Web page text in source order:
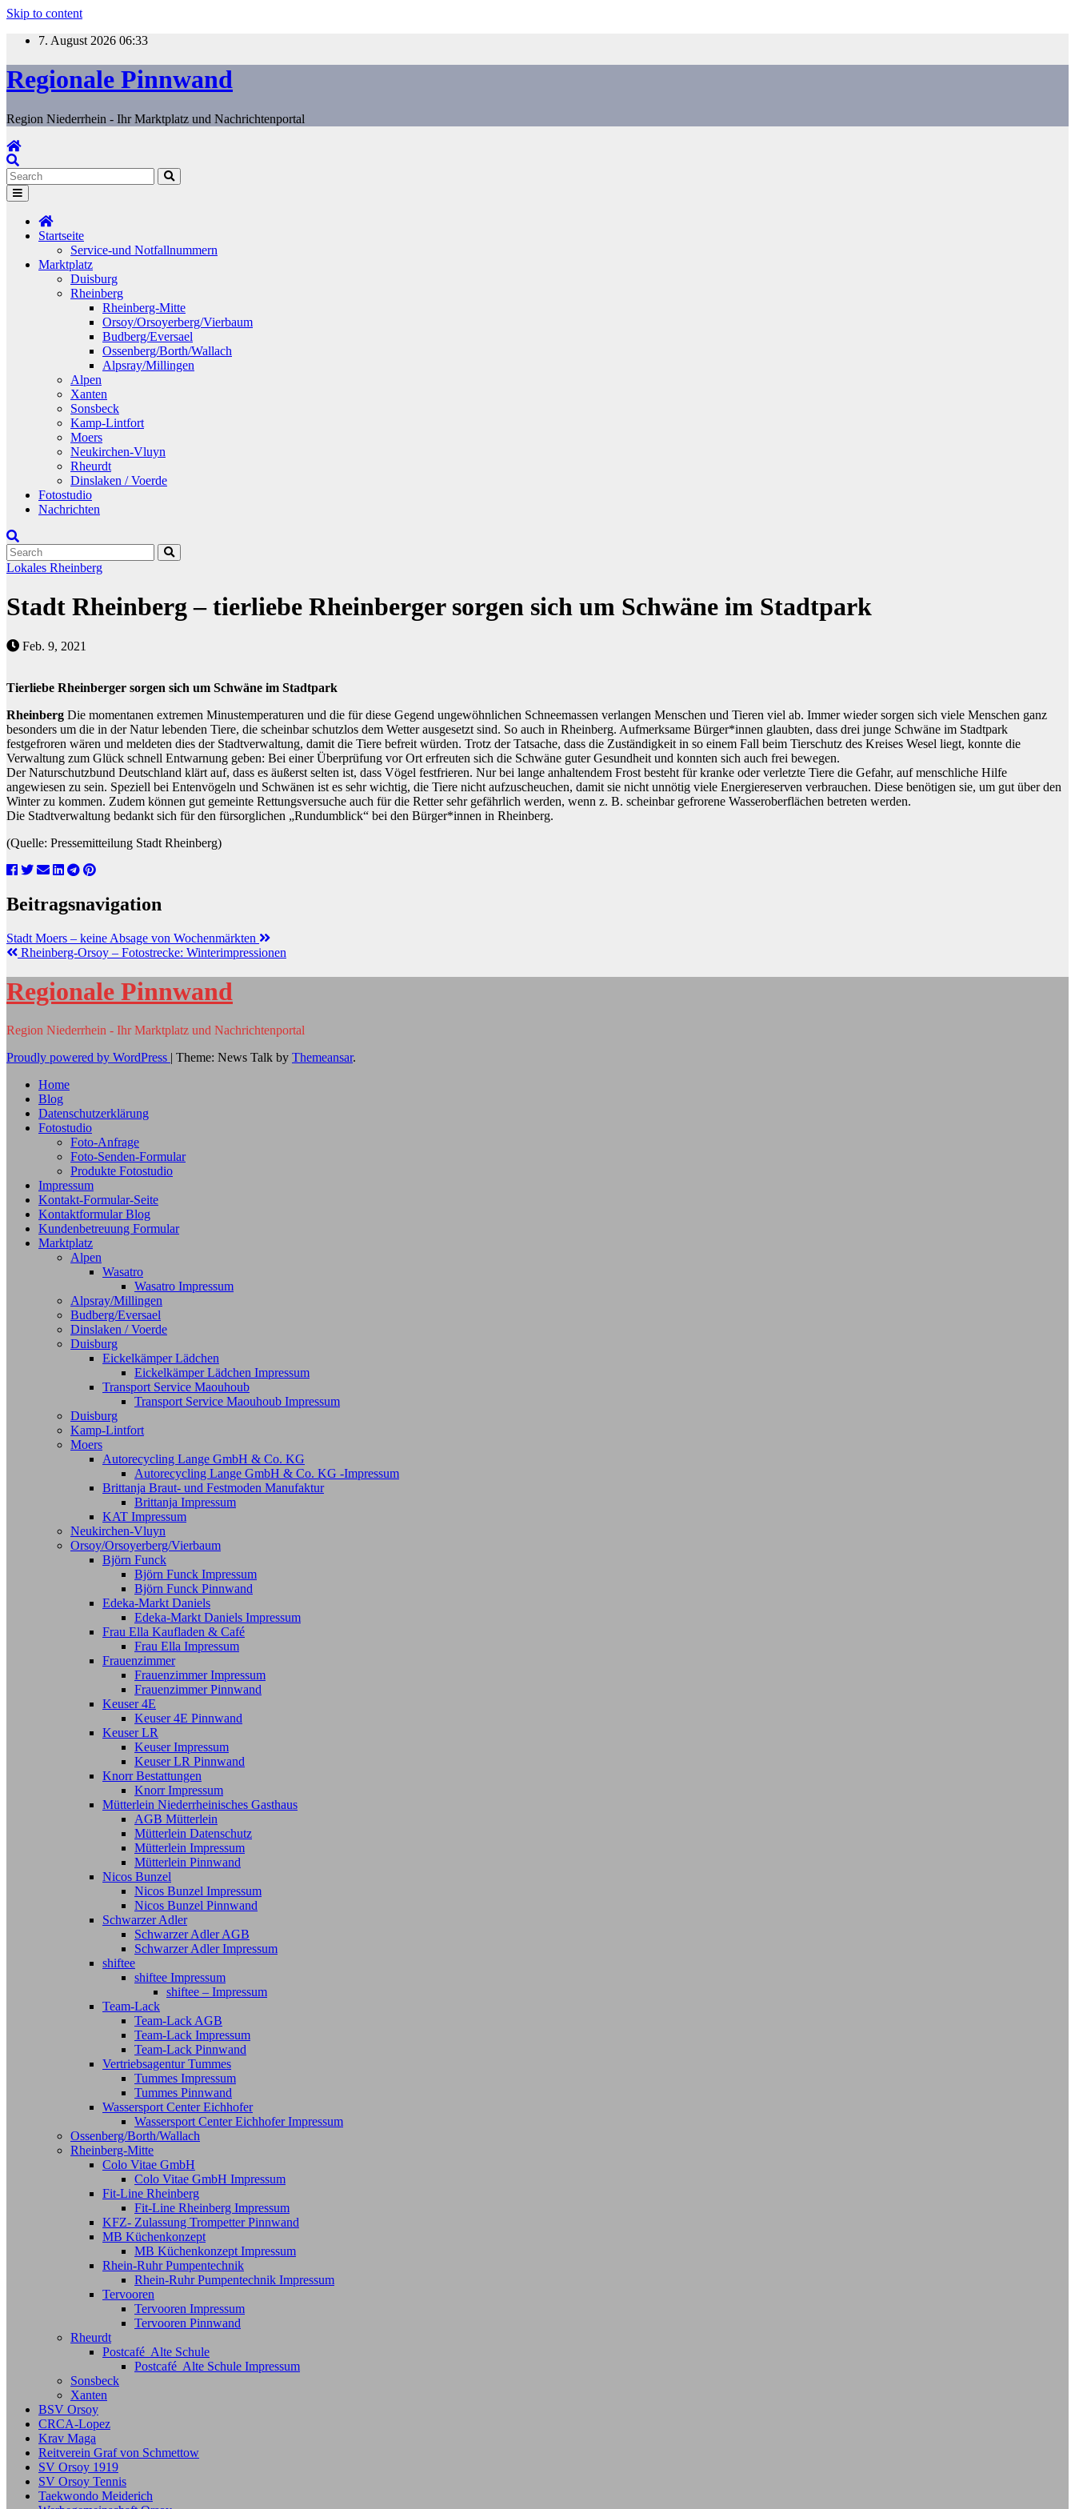
Skip to content
7. August 2026 06:33
Regionale Pinnwand
Region Niederrhein - Ihr Marktplatz und Nachrichtenportal
Startseite
Service-und Notfallnummern
Marktplatz
Duisburg
Rheinberg
Rheinberg-Mitte
Orsoy/Orsoyerberg/Vierbaum
Budberg/Eversael
Ossenberg/Borth/Wallach
Alpsray/Millingen
Alpen
Xanten
Sonsbeck
Kamp-Lintfort
Moers
Neukirchen-Vluyn
Rheurdt
Dinslaken / Voerde
Fotostudio
Nachrichten
Lokales Rheinberg
Stadt Rheinberg – tierliebe Rheinberger sorgen sich um Schwäne im Stadtpark
Feb. 9, 2021
Tierliebe Rheinberger sorgen sich um Schwäne im Stadtpark
Rheinberg Die momentanen extremen Minustemperaturen und die für diese Gegend ungewöhnlichen Schneemassen verlangen Menschen und Tieren viel ab. Immer wieder sorgen sich viele Menschen ganz
besonders um die in der Natur lebenden Tiere, die scheinbar schutzlos dem Wetter ausgesetzt sind. So auch in Rheinberg. Aufmerksame Bürger*innen glaubten, dass drei junge Schwäne im Stadtpark
festgefroren wären und meldeten dies der Stadtverwaltung, damit die Tiere befreit würden. Trotz der Tatsache, dass die Zuständigkeit in so einem Fall beim Tierschutz des Kreises Wesel liegt, konnte die
Verwaltung zum Glück schnell Entwarnung geben: Bei einer Überprüfung vor Ort erfreuten sich die Schwäne guter Gesundheit und konnten sich auch frei bewegen.
Der Naturschutzbund Deutschland klärt auf, dass es äußerst selten ist, dass Vögel festfrieren. Nur bei lange anhaltendem Frost besteht für kranke oder verletzte Tiere die Gefahr, auf menschliche Hilfe
angewiesen zu sein. Speziell bei Entenvögeln und Schwänen ist es sehr wichtig, die Tiere nicht aufzuscheuchen, damit sie nicht unnötig viele Energiereserven verbrauchen. Diese benötigen sie, um gut über den
Winter zu kommen. Zudem können gut gemeinte Rettungsversuche auch für die Retter sehr gefährlich werden, wenn z. B. scheinbar gefrorene Wasseroberflächen betreten werden.
Die Stadtverwaltung bedankt sich für den fürsorglichen „Rundumblick“ bei den Bürger*innen in Rheinberg.
(Quelle: Pressemitteilung Stadt Rheinberg)
Beitragsnavigation
Stadt Moers – keine Absage von Wochenmärkten
Rheinberg-Orsoy – Fotostrecke: Winterimpressionen
Regionale Pinnwand
Region Niederrhein - Ihr Marktplatz und Nachrichtenportal
Proudly powered by WordPress | Theme: News Talk by Themeansar.
Home
Blog
Datenschutzerklärung
Fotostudio
Foto-Anfrage
Foto-Senden-Formular
Produkte Fotostudio
Impressum
Kontakt-Formular-Seite
Kontaktformular Blog
Kundenbetreuung Formular
Marktplatz
Alpen
Wasatro
Wasatro Impressum
Alpsray/Millingen
Budberg/Eversael
Dinslaken / Voerde
Duisburg
Eickelkämper Lädchen
Eickelkämper Lädchen Impressum
Transport Service Maouhoub
Transport Service Maouhoub Impressum
Duisburg
Kamp-Lintfort
Moers
Autorecycling Lange GmbH & Co. KG
Autorecycling Lange GmbH & Co. KG -Impressum
Brittanja Braut- und Festmoden Manufaktur
Brittanja Impressum
KAT Impressum
Neukirchen-Vluyn
Orsoy/Orsoyerberg/Vierbaum
Björn Funck
Björn Funck Impressum
Björn Funck Pinnwand
Edeka-Markt Daniels
Edeka-Markt Daniels Impressum
Frau Ella Kaufladen & Café
Frau Ella Impressum
Frauenzimmer
Frauenzimmer Impressum
Frauenzimmer Pinnwand
Keuser 4E
Keuser 4E Pinnwand
Keuser LR
Keuser Impressum
Keuser LR Pinnwand
Knorr Bestattungen
Knorr Impressum
Mütterlein Niederrheinisches Gasthaus
AGB Mütterlein
Mütterlein Datenschutz
Mütterlein Impressum
Mütterlein Pinnwand
Nicos Bunzel
Nicos Bunzel Impressum
Nicos Bunzel Pinnwand
Schwarzer Adler
Schwarzer Adler AGB
Schwarzer Adler Impressum
shiftee
shiftee Impressum
shiftee – Impressum
Team-Lack
Team-Lack AGB
Team-Lack Impressum
Team-Lack Pinnwand
Vertriebsagentur Tummes
Tummes Impressum
Tummes Pinnwand
Wassersport Center Eichhofer
Wassersport Center Eichhofer Impressum
Ossenberg/Borth/Wallach
Rheinberg-Mitte
Colo Vitae GmbH
Colo Vitae GmbH Impressum
Fit-Line Rheinberg
Fit-Line Rheinberg Impressum
KFZ- Zulassung Trompetter Pinnwand
MB Küchenkonzept
MB Küchenkonzept Impressum
Rhein-Ruhr Pumpentechnik
Rhein-Ruhr Pumpentechnik Impressum
Tervooren
Tervooren Impressum
Tervooren Pinnwand
Rheurdt
Postcafé Alte Schule
Postcafé Alte Schule Impressum
Sonsbeck
Xanten
BSV Orsoy
CRCA-Lopez
Krav Maga
Reitverein Graf von Schmettow
SV Orsoy 1919
SV Orsoy Tennis
Taekwondo Meiderich